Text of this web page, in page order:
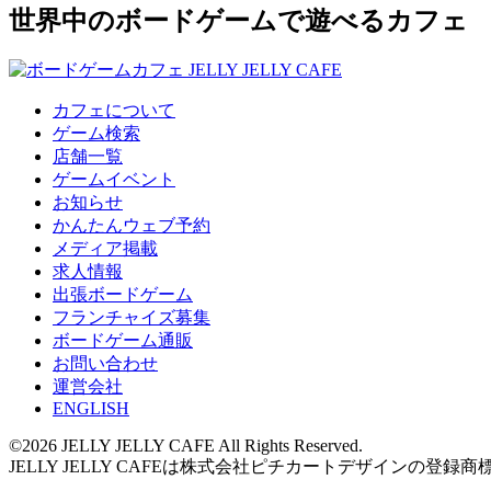
世界中のボードゲームで遊べるカフェ
カフェについて
ゲーム検索
店舗一覧
ゲームイベント
お知らせ
かんたんウェブ予約
メディア掲載
求人情報
出張ボードゲーム
フランチャイズ募集
ボードゲーム通販
お問い合わせ
運営会社
ENGLISH
©2026 JELLY JELLY CAFE All Rights Reserved.
JELLY JELLY CAFEは株式会社ピチカートデザインの登録商